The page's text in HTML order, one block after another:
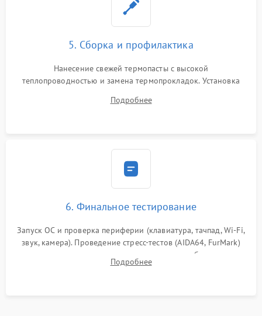
5. Сборка и профилактика
Нанесение свежей термопасты с высокой
теплопроводностью и замена термопрокладок. Установка
шлейфов, модулей памяти и накопителей. Предварительная
Подробнее
6. Финальное тестирование
Запуск ОС и проверка периферии (клавиатура, тачпад, Wi-Fi,
звук, камера). Проведение стресс-тестов (AIDA64, FurMark)
для контроля температурного режима и стабильности
системы под пиковой нагрузкой.
Подробнее